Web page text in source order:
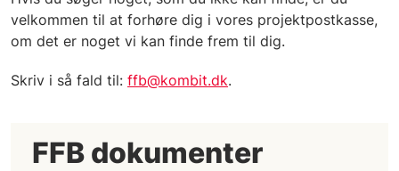
velkommen til at forhøre dig i vores projektpostkasse,
om det er noget vi kan finde frem til dig.
Skriv i så fald til: ffb@kombit.dk.
FFB dokumenter